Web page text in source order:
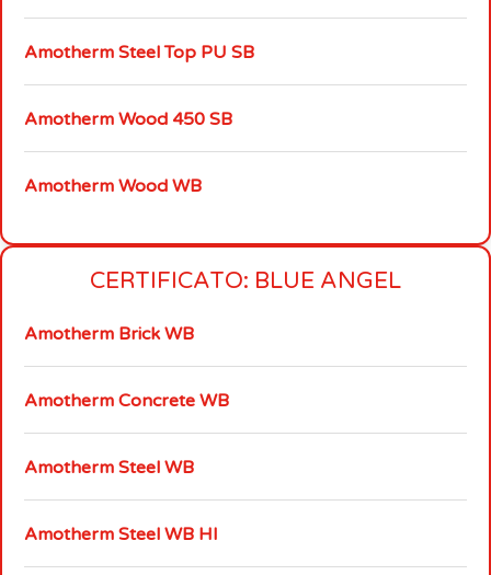
Amotherm Steel Top PU SB
Amotherm Wood 450 SB
Amotherm Wood WB
CERTIFICATO: BLUE ANGEL
Amotherm Brick WB
Amotherm Concrete WB
Amotherm Steel WB
Amotherm Steel WB HI